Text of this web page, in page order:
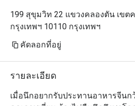
199 สุขุมวิท 22 แขวงคลองตัน เขต
กรุงเทพฯ 10110 กรุงเทพฯ
คัดลอกที่อยู่
รายละเอียด
เมื่อนึกอยากรับประทานอาหารจีนก